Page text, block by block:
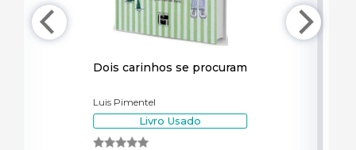
Dois carinhos se procuram
Luis Pimentel
Livro Usado